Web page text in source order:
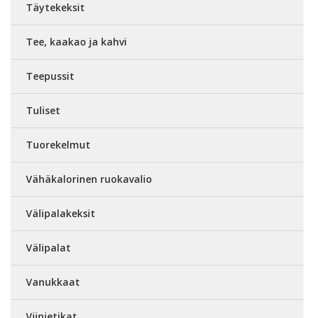
Täytekeksit
Tee, kaakao ja kahvi
Teepussit
Tuliset
Tuorekelmut
Vähäkalorinen ruokavalio
Välipalakeksit
Välipalat
Vanukkaat